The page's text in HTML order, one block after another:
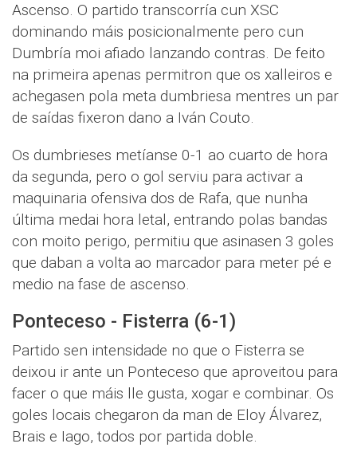
Ascenso. O partido transcorría cun XSC
dominando máis posicionalmente pero cun
Dumbría moi afiado lanzando contras. De feito
na primeira apenas permitron que os xalleiros e
achegasen pola meta dumbriesa mentres un par
de saídas fixeron dano a Iván Couto.
Os dumbrieses metíanse 0-1 ao cuarto de hora
da segunda, pero o gol serviu para activar a
maquinaria ofensiva dos de Rafa, que nunha
última medai hora letal, entrando polas bandas
con moito perigo, permitiu que asinasen 3 goles
que daban a volta ao marcador para meter pé e
medio na fase de ascenso.
Ponteceso - Fisterra (6-1)
Partido sen intensidade no que o Fisterra se
deixou ir ante un Ponteceso que aproveitou para
facer o que máis lle gusta, xogar e combinar. Os
goles locais chegaron da man de Eloy Álvarez,
Brais e Iago, todos por partida doble.